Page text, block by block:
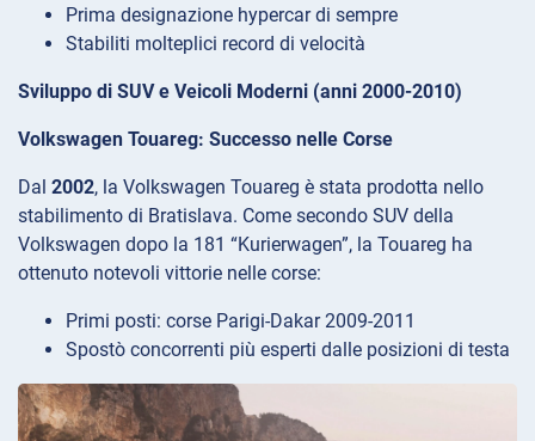
Prima designazione hypercar di sempre
Stabiliti molteplici record di velocità
Sviluppo di SUV e Veicoli Moderni (anni 2000-2010)
Volkswagen Touareg: Successo nelle Corse
Dal 2002, la Volkswagen Touareg è stata prodotta nello
stabilimento di Bratislava. Come secondo SUV della
Volkswagen dopo la 181 “Kurierwagen”, la Touareg ha
ottenuto notevoli vittorie nelle corse:
Primi posti: corse Parigi-Dakar 2009-2011
Spostò concorrenti più esperti dalle posizioni di testa